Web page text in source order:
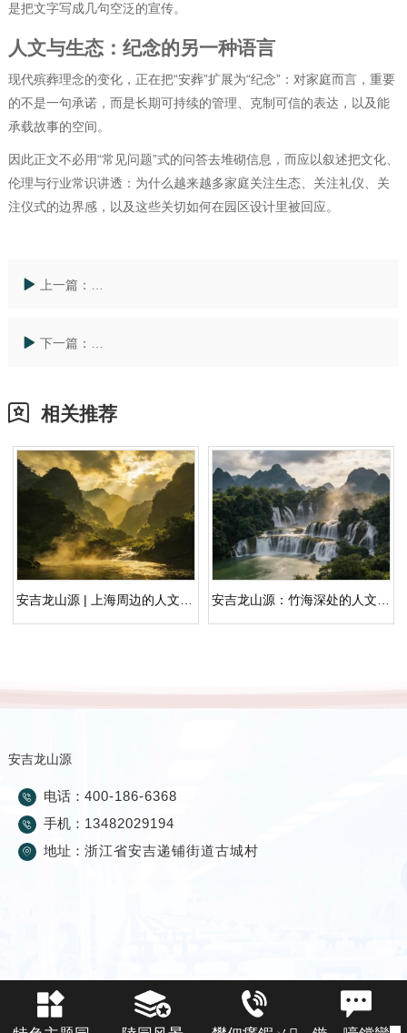
是把文字写成几句空泛的宣传。
人文与生态：纪念的另一种语言
现代殡葬理念的变化，正在把“安葬”扩展为“纪念”：对家庭而言，重要
的不是一句承诺，而是长期可持续的管理、克制可信的表达，以及能
承载故事的空间。
因此正文不必用“常见问题”式的问答去堆砌信息，而应以叙述把文化、
伦理与行业常识讲透：为什么越来越多家庭关注生态、关注礼仪、关
注仪式的边界感，以及这些关切如何在园区设计里被回应。
上一篇： 从「正规墓地价格」读懂龙山源：人文纪念园的空间组
下一篇： 面向「上海嘉定墓园有哪些」的家属关切：安吉龙山源
相关推荐
安吉龙山源 | 上海周边的人文纪念园，家族精神原乡 安吉龙山源：竹海深处的人文纪念园，上海杭州湖州生态安葬之选
安吉龙山源
电话： 400-186-6368
手机： 13482029194
地址： 浙江省安吉递铺街道古城村
友情链接